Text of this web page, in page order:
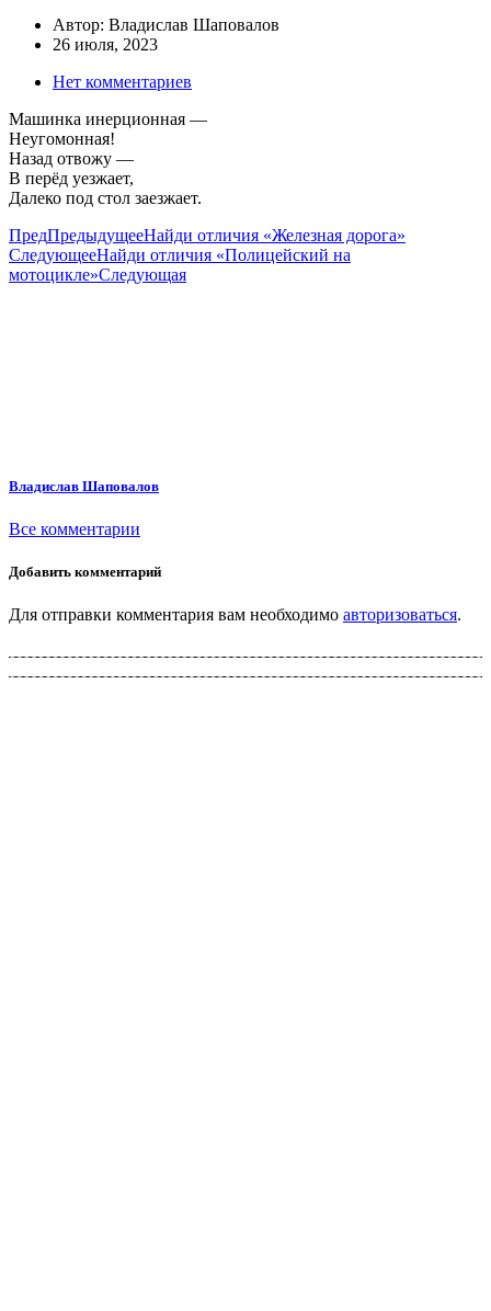
Автор: Владислав Шаповалов
26 июля, 2023
Нет комментариев
Машинка инерционная —
Неугомонная!
Назад отвожу —
В перёд уезжает,
Далеко под стол заезжает.
ПредПредыдущееНайди отличия «Железная дорога»
СледующееНайди отличия «Полицейский на
мотоцикле»Следующая
Владислав Шаповалов
Все комментарии
Добавить комментарий
Для отправки комментария вам необходимо авторизоваться.